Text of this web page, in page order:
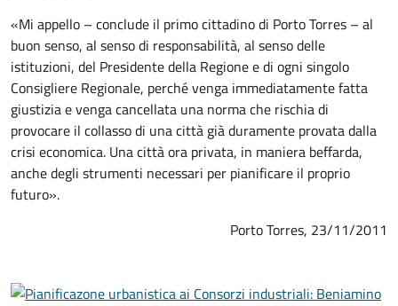
«Mi appello – conclude il primo cittadino di Porto Torres – al
buon senso, al senso di responsabilità, al senso delle
istituzioni, del Presidente della Regione e di ogni singolo
Consigliere Regionale, perché venga immediatamente fatta
giustizia e venga cancellata una norma che rischia di
provocare il collasso di una città già duramente provata dalla
crisi economica. Una città ora privata, in maniera beffarda,
anche degli strumenti necessari per pianificare il proprio
futuro».
Porto Torres, 23/11/2011